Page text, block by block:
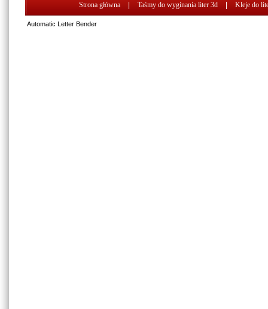
Strona główna Taśmy do wyginania liter 3d Kleje do
Automatic Letter Bender